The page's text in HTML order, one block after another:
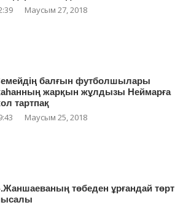
Маусым 27, 2018
балғын футболшылары
жарқын жұлдызы Неймарға
тартпақ
Маусым 25, 2018
төбеден ұрғандай төрт